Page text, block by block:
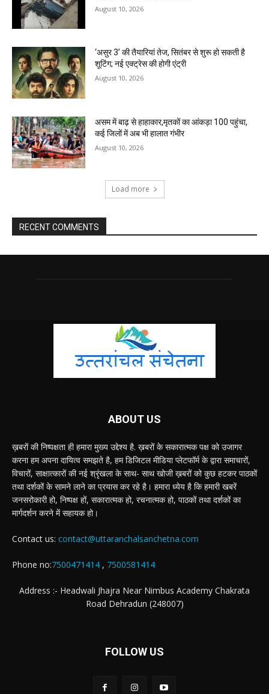
August 10, 2026
‘असुर 3’ की तैयारियां तेज, सितंबर से शुरू हो सकती है
शूटिंग; नई एक्ट्रेस की होगी एंट्री
August 10, 2026
असम में बाढ़ से हाहाकार,मृतकों का आंकड़ा 100 पहुंचा,
कई जिलों में अब भी हालात गंभीर
August 10, 2026
Load more
RECENT COMMENTS
ABOUT US
ख़बरों की निष्पक्षता ही हमारा मुख्य उद्देश्य है. ख़बरों के सकारात्मक पक्ष को उजागर
करना हम अपना दायित्व समझते है, हम डिजिटल मीडिया प्लेटफॉर्म के द्वारा समाचारों,
विचारों, साक्षात्कारों की नई श्रृंखला के साथ- साथ खोजी ख़बरों को कुछ हटकर पाठकों
तथा दर्शकों के सामने लाने का प्रयास कर रहे है। हमारा ध्येय है कि हमारी खबरें
जनसरोकारी हो, निष्पक्ष हों, सकारात्मक हो, रचनात्मक हो, पाठकों तथा दर्शकों का
मार्गदर्शन करने में सहायक हो।
Contact us: contact@uttaranchalsanchetna.com
Phone no:7500471414 , 7500581414
Address :- Headwali Jhajra Near Nimbus Academy Chakrata
Road Dehradun (248007)
FOLLOW US